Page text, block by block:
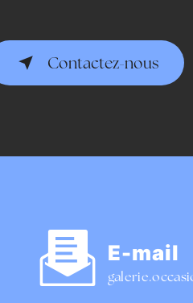
Contactez-nous
E-mail